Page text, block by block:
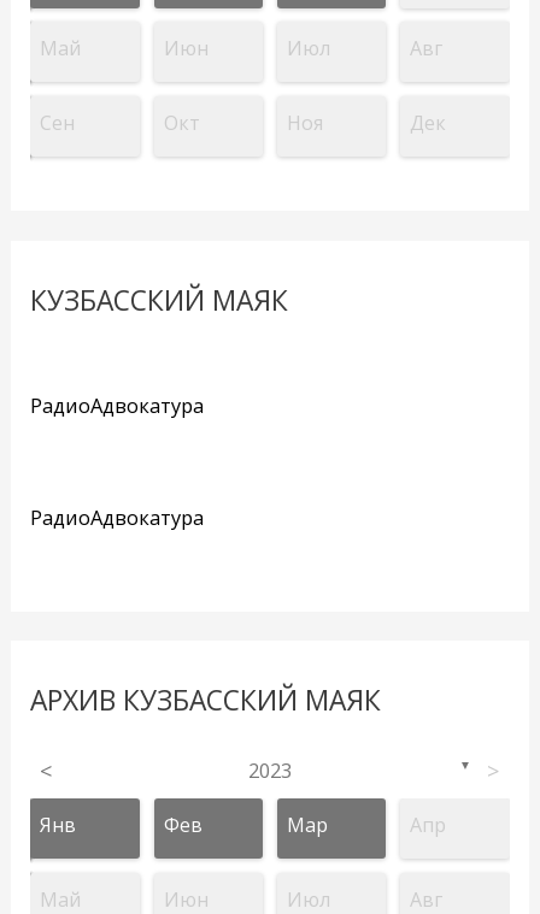
Май Июн Июл Авг
Сен Окт Ноя Дек
КУЗБАССКИЙ МАЯК
РадиоАдвокатура
РадиоАдвокатура
АРХИВ КУЗБАССКИЙ МАЯК
< 2023 ▼ >
Янв Фев Мар Апр
Май Июн Июл Авг